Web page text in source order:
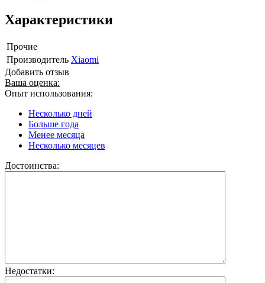
Характеристики
Прочие
Производитель Xiaomi
Добавить отзыв
Ваша оценка:
Опыт использования:
Несколько дней
Больше года
Менее месяца
Несколько месяцев
Достоинства:
Недостатки: